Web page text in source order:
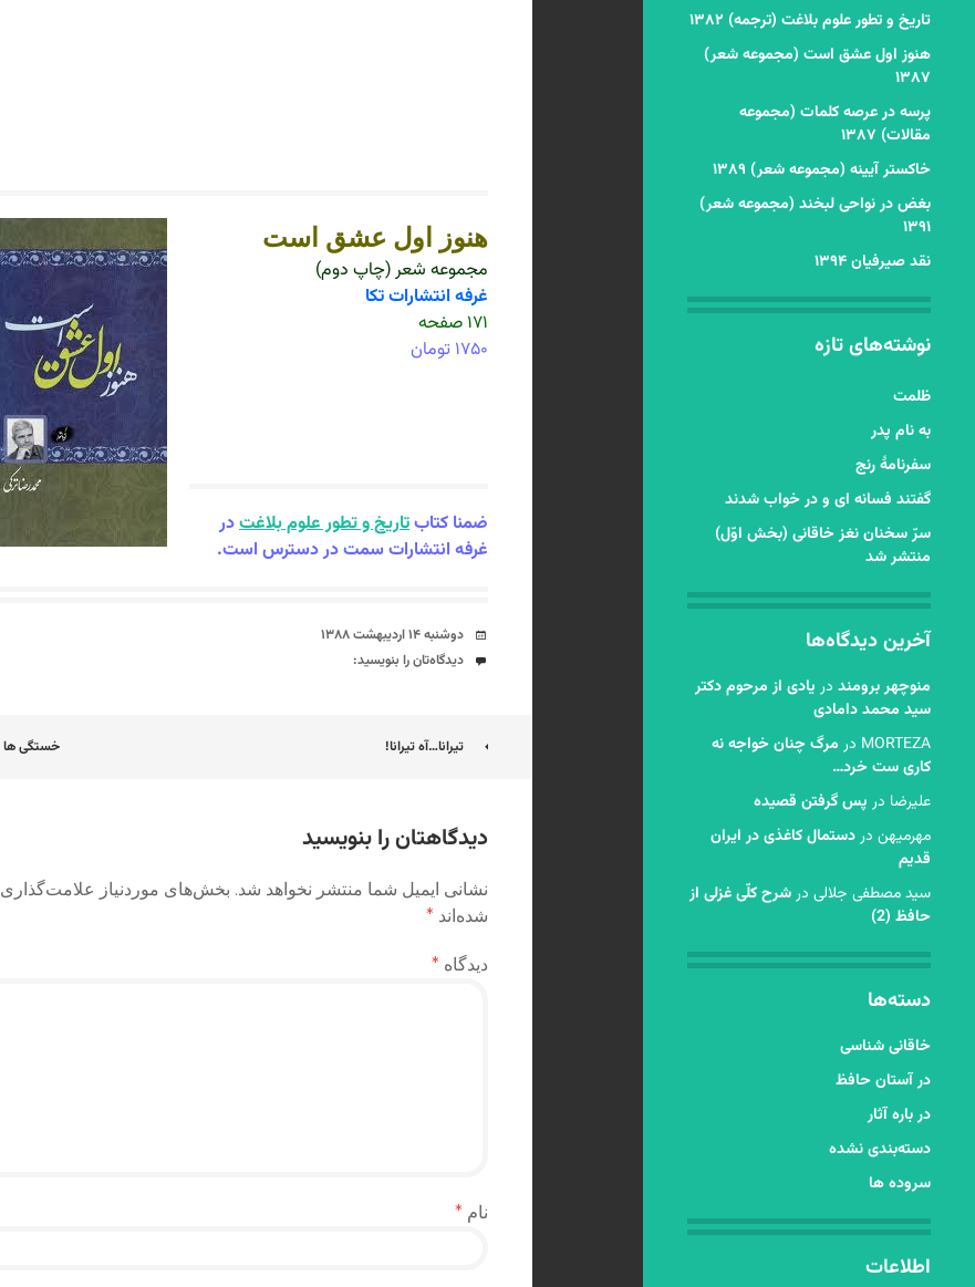
تاریخ و تطور علوم بلاغت (ترجمه) ۱۳۸۲
هنوز اول عشق است (مجموعه شعر)
۱۳۸۷
پرسه در عرصه کلمات (مجموعه
مقالات) ۱۳۸۷
خاکستر آیینه (مجموعه شعر) ۱۳۸۹
بغض در نواحی لبخند (مجموعه شعر)
۱۳۹۱
نقد صیرفیان ۱۳۹۴
نوشته‌های تازه
ظلمت
به نام پدر
سفرنامۀ رنج
گفتند فسانه ای و در خواب شدند
سرّ سخنان نغز خاقانی (بخش اوّل)
منتشر شد
آخرین دیدگاه‌ها
منوچهر برومند در یادی از مرحوم دکتر
سید محمد دامادی
MORTEZA در مرگ چنان خواجه نه
کاری ست خرد…
عليرضا در پس گرفتن قصیده
مهرمیهن دردستمال کاغذی در ایران
قدیم
سید مصطفی جلالی درشرح کلّی غزلی از
حافظ (2)
دسته‌ها
خاقانی شناسی
در آستان حافظ
در باره آثار
دسته‌بندی نشده
سروده ها
اطلاعات
هنوز اول عشق است
مجموعه شعر (چاپ دوم)
غرفه انتشارات تکا
۱۷۱ صفحه
۱۷۵۰ تومان
ضمنا کتابتاریخ و تطور علوم بلاغتدر
غرفه انتشارات سمت در دسترس است.
تاریخ
دوشنبه ۱۴ اردیبهشت ۱۳۸۸
دیدگاه‌ها
دیدگاه‌تان را بنویسید:
ناوبری
تیرانا…آه تیرانا! خستگی ها
دیدگاهتان را بنویسید
نشانی ایمیل شما منتشر نخواهد شد. بخش‌های موردنیاز علامت‌گذاری
شده‌اند *
دیدگاه *
نام *